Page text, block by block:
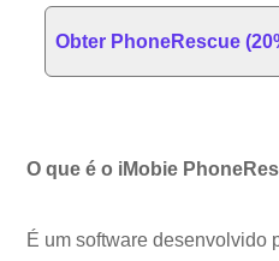
Obter PhoneRescue
O que é o iMobie
É um software desenvolvido